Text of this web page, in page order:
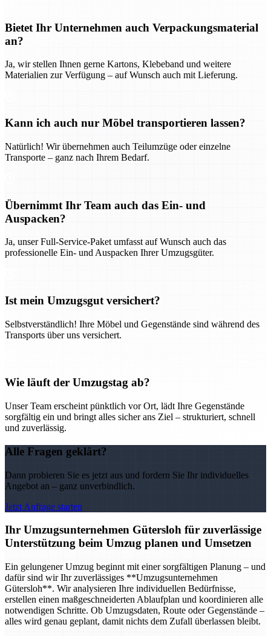
Bietet Ihr Unternehmen auch Verpackungsmaterial
an?
Ja, wir stellen Ihnen gerne Kartons, Klebeband und weitere
Materialien zur Verfügung – auf Wunsch auch mit Lieferung.
Kann ich auch nur Möbel transportieren lassen?
Natürlich! Wir übernehmen auch Teilumzüge oder einzelne
Transporte – ganz nach Ihrem Bedarf.
Übernimmt Ihr Team auch das Ein- und
Auspacken?
Ja, unser Full-Service-Paket umfasst auf Wunsch auch das
professionelle Ein- und Auspacken Ihrer Umzugsgüter.
Ist mein Umzugsgut versichert?
Selbstverständlich! Ihre Möbel und Gegenstände sind während des
Transports über uns versichert.
Wie läuft der Umzugstag ab?
Unser Team erscheint pünktlich vor Ort, lädt Ihre Gegenstände
sorgfältig ein und bringt alles sicher ans Ziel – strukturiert, schnell
und zuverlässig.
Alle Fragen geklärt?
Dann probieren Sie es jetzt aus und fordern Sie Ihr individuelles
Angebot an – ganz unverbindlich.
Jetzt Anfrage starten
Ihr Umzugsunternehmen Gütersloh für zuverlässige
Unterstützung beim Umzug planen und Umsetzen
Ein gelungener Umzug beginnt mit einer sorgfältigen Planung – und
dafür sind wir Ihr zuverlässiges **Umzugsunternehmen
Gütersloh**. Wir analysieren Ihre individuellen Bedürfnisse,
erstellen einen maßgeschneiderten Ablaufplan und koordinieren alle
notwendigen Schritte. Ob Umzugsdaten, Route oder Gegenstände –
alles wird genau geplant, damit nichts dem Zufall überlassen bleibt.